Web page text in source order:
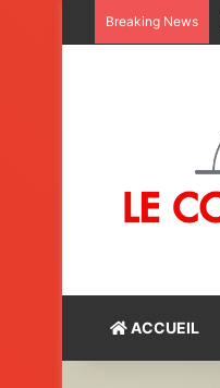
Breaking News
ACCUEIL